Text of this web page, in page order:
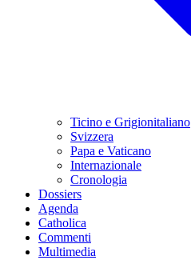
Ticino e Grigionitaliano
Svizzera
Papa e Vaticano
Internazionale
Cronologia
Dossiers
Agenda
Catholica
Commenti
Multimedia